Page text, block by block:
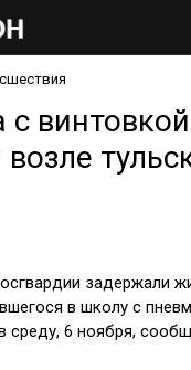
винтовкой
задержали
в школу с
среду, 6 ноября,